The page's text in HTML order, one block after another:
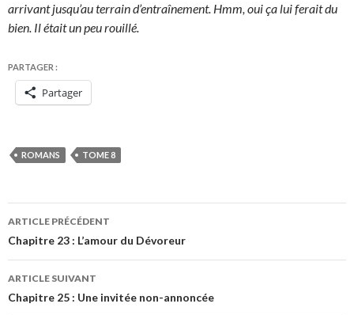
arrivant jusqu’au terrain d’entraînement. Hmm, oui ça lui ferait du
bien. Il était un peu rouillé.
PARTAGER :
Partager
ROMANS TOME 8
Navigation
des
articles
ARTICLE PRÉCÉDENT
Chapitre 23 : L’amour du Dévoreur
ARTICLE SUIVANT
Chapitre 25 : Une invitée non-annoncée